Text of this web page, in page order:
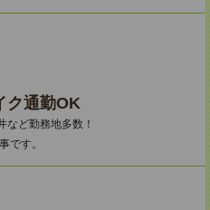
ク通勤OK
など勤務地多数！
です。